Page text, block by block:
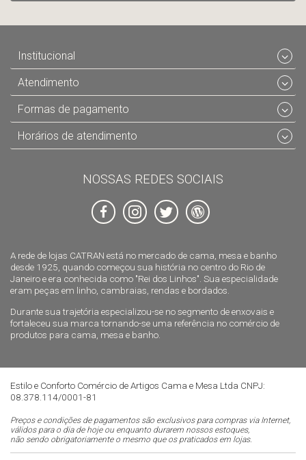
A rede de lojas CATRAN está no mercado de cama, mesa e banho
desde 1925, quando começou sua história no centro do Rio de
Janeiro e era conhecida como "Rei dos Linhos". Sua especialidade
eram peças em linho, cambraias, rendas e bordados.
Durante sua trajetória especializou-se no segmento de enxovais e
fortaleceu sua marca tornando-se uma referência no comércio de
produtos para cama, mesa e banho.
Institucional
Atendimento
Formas de pagamento
Horários de atendimento
NOSSAS REDES SOCIAIS
Estilo e Conforto Comércio de Artigos Cama e Mesa Ltda CNPJ:
08.378.114/0001-81
Preços e condições de pagamentos são exclusivos para compras via Internet,
válidos para o dia de hoje ou enquanto durarem nossos estoques,
não sendo obrigatoriamente o mesmo que os praticados em lojas.